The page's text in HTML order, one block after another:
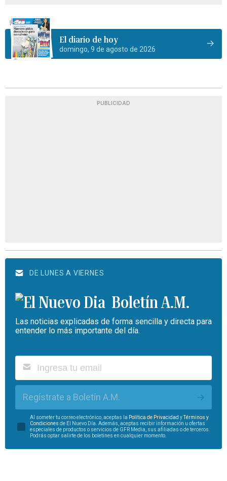
El diario de hoy
domingo, 9 de agosto de 2026
PUBLICIDAD
DE LUNES A VIERNES
Boletín A.M.
Las noticias explicadas de forma sencilla y directa para
entender lo más importante del día.
Regístrate a Boletín A.M.
Al someter tu correo electrónico, aceptas la Política de Privacidad yTérminos y
Condiciones de El Nuevo Día. Además, aceptas recibir información u ofertas
especiales de productos o servicios de GFR Media, sus afiliadas o de terceros.
Podrás optar salirte de los boletines en cualquier momento.